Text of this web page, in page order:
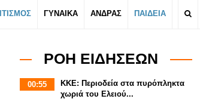
ΓΥΝΑΙΚΑ ΑΝΔΡΑΣ ΠΑΙΔΕΙΑ
ΡΟΗ ΕΙΔΗΣΕΩΝ
00:55
ΚΚΕ: Περιοδεία στα πυρόπληκτα
χωριά του Ελειού...